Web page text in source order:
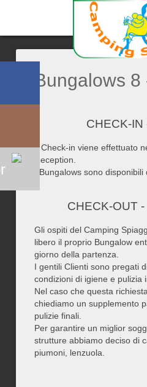
Bungalows
CHECK-IN
Il Check-in viene effettuato
Reception.
I Bungalows sono
CHECK-OUT
Gli ospiti del Camping
libero il proprio Bungalow
giorno della partenza.
I gentili Clienti sono pregati
condizioni di igiene e pulizia
Nel caso che questa
chiediamo un supplemento
pulizie finali.
Per garantire un miglior
strutture abbiamo deciso di
piumoni, lenzuola.